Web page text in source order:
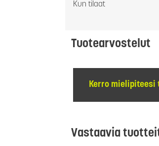
Kun tilaat
Tuotearvostelut
Kerro mielipiteesi
Vastaavia